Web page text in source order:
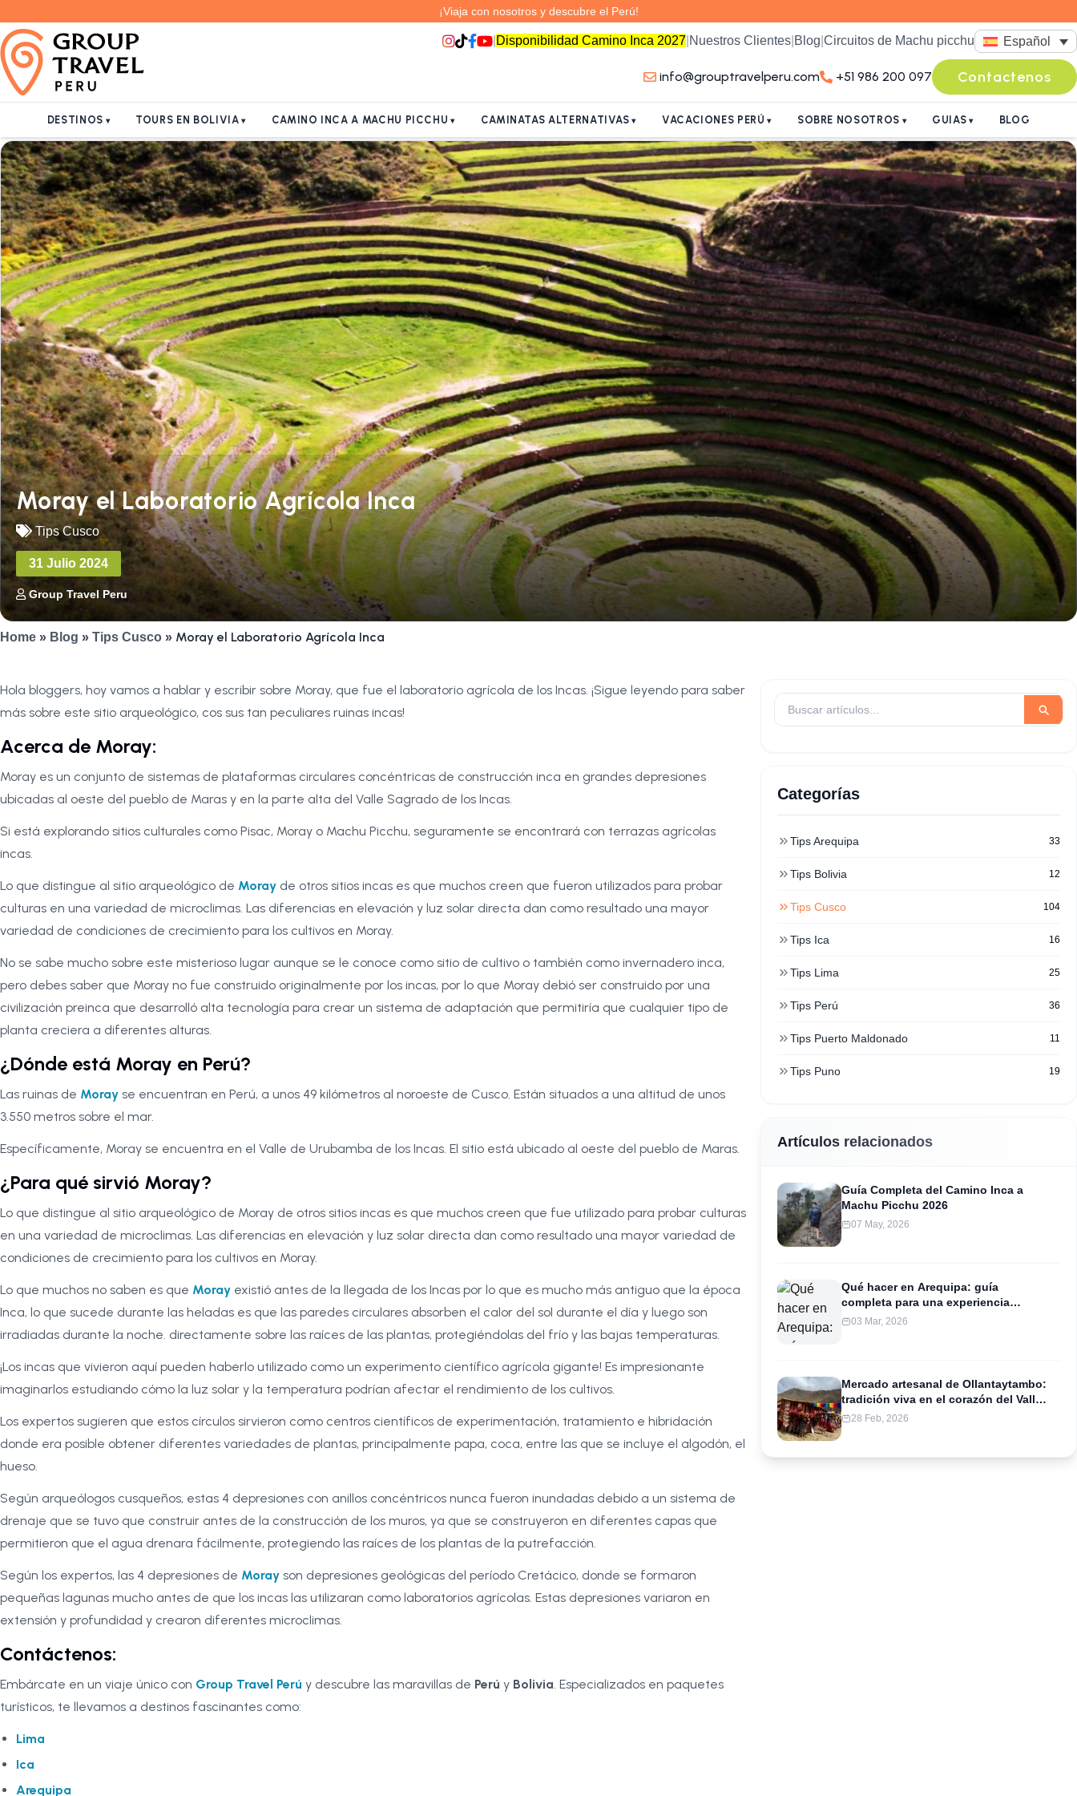
¡Viaja con nosotros y descubre el Perú!
Disponibilidad Camino Inca 2027 Nuestros Clientes Blog |Circuitos de Machu picchu Español
info@grouptravelperu.com +51 986 200 097 Contactenos
DESTINOS TOURS EN BOLIVIA CAMINO INCA A MACHU PICCHU CAMINATAS ALTERNATIVAS VACACIONES PERÚ SOBRE NOSOTROS GUIAS BLOG
Moray el Laboratorio Agrícola Inca
Tips Cusco
31 Julio 2024
Group Travel Peru
Home » Blog » Tips Cusco » Moray el Laboratorio Agrícola Inca
Hola bloggers, hoy vamos a hablar y escribir sobre Moray, que fue el laboratorio agrícola de los Incas. ¡Sigue leyendo para saber
más sobre este sitio arqueológico, cos sus tan peculiares ruinas incas!
Acerca de Moray:
Moray es un conjunto de sistemas de plataformas circulares concéntricas de construcción inca en grandes depresiones
ubicadas al oeste del pueblo de Maras y en la parte alta del Valle Sagrado de los Incas.
Si está explorando sitios culturales como Pisac, Moray o Machu Picchu, seguramente se encontrará con terrazas agrícolas
incas.
Lo que distingue al sitio arqueológico de Moray de otros sitios incas es que muchos creen que fueron utilizados para probar
culturas en una variedad de microclimas. Las diferencias en elevación y luz solar directa dan como resultado una mayor
variedad de condiciones de crecimiento para los cultivos en Moray.
No se sabe mucho sobre este misterioso lugar aunque se le conoce como sitio de cultivo o también como invernadero inca,
pero debes saber que Moray no fue construido originalmente por los incas, por lo que Moray debió ser construido por una
civilización preinca que desarrolló alta tecnología para crear un sistema de adaptación que permitiría que cualquier tipo de
planta creciera a diferentes alturas.
¿Dónde está Moray en Perú?
Las ruinas de Moray se encuentran en Perú, a unos 49 kilómetros al noroeste de Cusco. Están situados a una altitud de unos
3.550 metros sobre el mar.
Específicamente, Moray se encuentra en el Valle de Urubamba de los Incas. El sitio está ubicado al oeste del pueblo de Maras.
¿Para qué sirvió Moray?
Lo que distingue al sitio arqueológico de Moray de otros sitios incas es que muchos creen que fue utilizado para probar culturas
en una variedad de microclimas. Las diferencias en elevación y luz solar directa dan como resultado una mayor variedad de
condiciones de crecimiento para los cultivos en Moray.
Lo que muchos no saben es que Moray existió antes de la llegada de los Incas por lo que es mucho más antiguo que la época
Inca, lo que sucede durante las heladas es que las paredes circulares absorben el calor del sol durante el día y luego son
irradiadas durante la noche. directamente sobre las raíces de las plantas, protegiéndolas del frío y las bajas temperaturas.
¡Los incas que vivieron aquí pueden haberlo utilizado como un experimento científico agrícola gigante! Es impresionante
imaginarlos estudiando cómo la luz solar y la temperatura podrían afectar el rendimiento de los cultivos.
Los expertos sugieren que estos círculos sirvieron como centros científicos de experimentación, tratamiento e hibridación
donde era posible obtener diferentes variedades de plantas, principalmente papa, coca, entre las que se incluye el algodón, el
hueso.
Según arqueólogos cusqueños, estas 4 depresiones con anillos concéntricos nunca fueron inundadas debido a un sistema de
drenaje que se tuvo que construir antes de la construcción de los muros, ya que se construyeron en diferentes capas que
permitieron que el agua drenara fácilmente, protegiendo las raíces de los plantas de la putrefacción.
Según los expertos, las 4 depresiones de Moray son depresiones geológicas del período Cretácico, donde se formaron
pequeñas lagunas mucho antes de que los incas las utilizaran como laboratorios agrícolas. Estas depresiones variaron en
extensión y profundidad y crearon diferentes microclimas.
Contáctenos:
Embárcate en un viaje único con Group Travel Perú y descubre las maravillas de Perú y Bolivia. Especializados en paquetes
turísticos, te llevamos a destinos fascinantes como:
Lima
Ica
Arequipa
Categorías
Tips Arequipa 33
Tips Bolivia 12
Tips Cusco 104
Tips Ica 16
Tips Lima 25
Tips Perú 36
Tips Puerto Maldonado 11
Tips Puno 19
Artículos relacionados
Guía Completa del Camino Inca a
Machu Picchu 2026
07 May, 2026
Qué hacer en Arequipa: guía
completa para una experiencia
inolvidable
03 Mar, 2026
Mercado artesanal de Ollantaytambo:
tradición viva en el corazón del Valle
Sagrado
28 Feb, 2026